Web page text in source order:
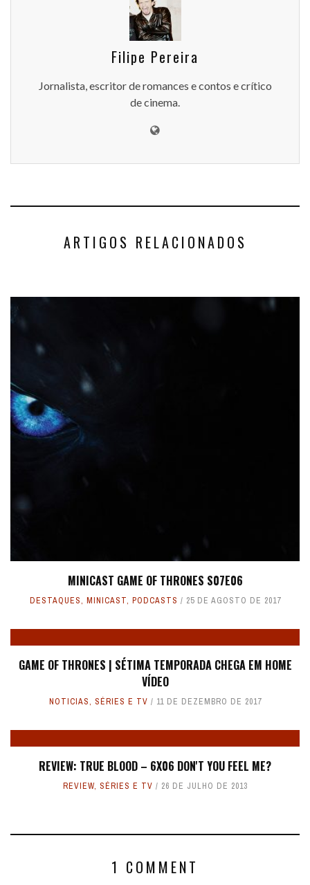
Filipe Pereira
Jornalista, escritor de romances e contos e crítico
de cinema.
ARTIGOS RELACIONADOS
MINICAST GAME OF THRONES S07E06
DESTAQUES, MINICAST, PODCASTS 25 DE AGOSTO DE 2017
GAME OF THRONES | SÉTIMA TEMPORADA CHEGA EM HOME
VÍDEO
NOTICIAS, SÉRIES E TV 11 DE DEZEMBRO DE 2017
REVIEW: TRUE BLOOD – 6X06 DON'T YOU FEEL ME?
REVIEW, SÉRIES E TV 26 DE JULHO DE 2013
1 COMMENT